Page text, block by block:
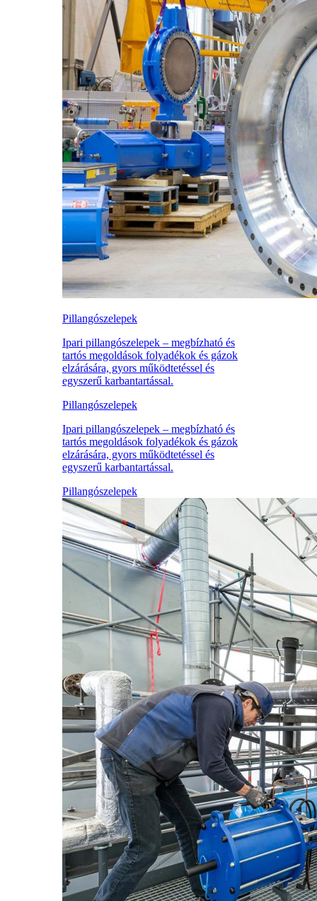
Pillangószelepek
Ipari pillangószelepek – megbízható és
tartós megoldások folyadékok és gázok
elzárására, gyors működtetéssel és
egyszerű karbantartással.
Pillangószelepek
Ipari pillangószelepek – megbízható és
tartós megoldások folyadékok és gázok
elzárására, gyors működtetéssel és
egyszerű karbantartással.
Pillangószelepek